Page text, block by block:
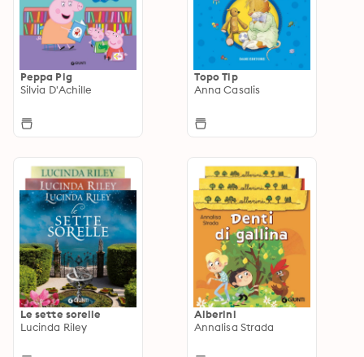
Peppa Pig
Silvia D'Achille
Topo Tip
Anna Casalis
Le sette sorelle
Lucinda Riley
Alberini
Annalisa Strada